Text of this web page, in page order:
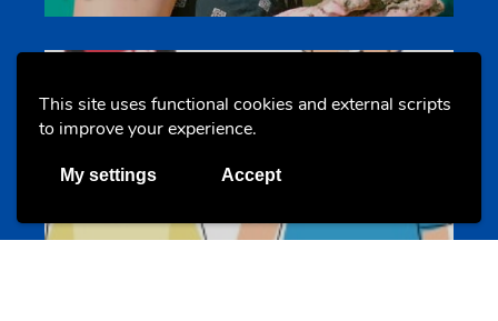
This site uses functional cookies and external scripts
to improve your experience.
My settings Accept